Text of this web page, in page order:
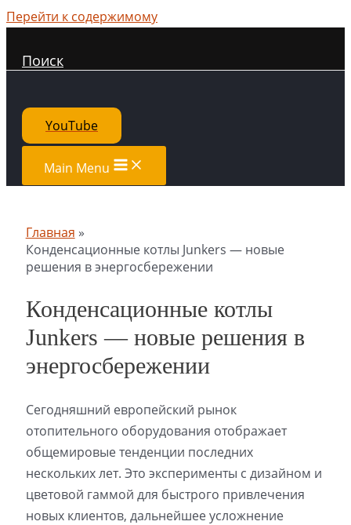
Перейти к содержимому
Поиск
YouTube
Main Menu
Главная
Конденсационные котлы Junkers — новые
решения в энергосбережении
Конденсационные котлы
Junkers — новые решения в
энергосбережении
Сегодняшний европейский рынок
отопительного оборудования отображает
общемировые тенденции последних
нескольких лет. Это эксперименты с дизайном и
цветовой гаммой для быстрого привлечения
новых клиентов, дальнейшее усложнение